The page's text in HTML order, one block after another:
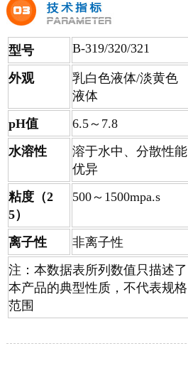
型号 B-319/320/321
外观
乳白色液体/淡黄色
液体
pH值
6.5～7.8
水溶性
溶于水中、分散性能
优异
粘度（2
5）
500～1500mpa.s
离子性
非离子性
注：本数据表所列数值只描述了
本产品的典型性质，不代表规格
范围